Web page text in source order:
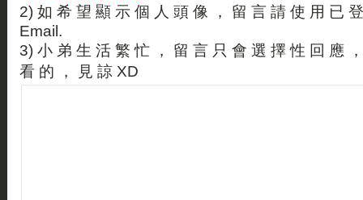
2) 如 希 望 顯 示 個 人 頭 像 ， 留 言 請 使 用 已
Email.
3) 小 弟 生 活 繁 忙 ， 留 言 只 會 選 擇 性 回 應
看 的 ， 見 諒 XD